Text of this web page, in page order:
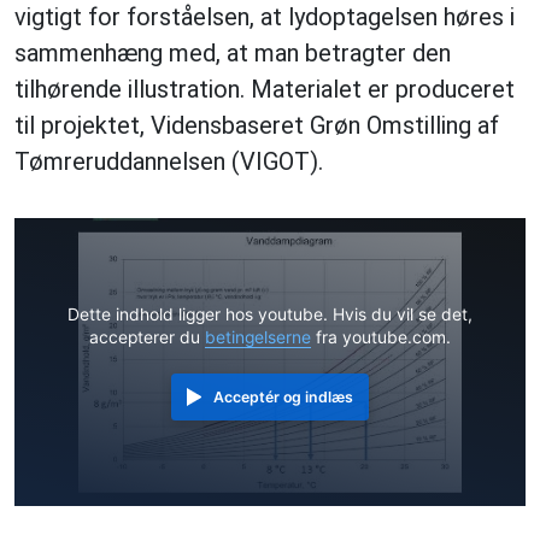
vigtigt for forståelsen, at lydoptagelsen høres i
sammenhæng med, at man betragter den
tilhørende illustration. Materialet er produceret
til projektet, Vidensbaseret Grøn Omstilling af
Tømreruddannelsen (VIGOT).
Dette indhold ligger hos youtube. Hvis du vil se det,
accepterer du betingelserne fra youtube.com.
Acceptér og indlæs